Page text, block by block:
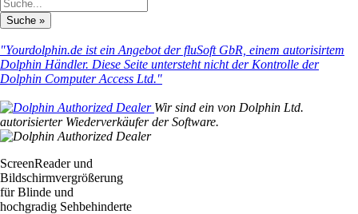
"Yourdolphin.de ist ein Angebot der fluSoft GbR, einem autorisirtem
Dolphin Händler. Diese Seite untersteht nicht der Kontrolle der
Dolphin Computer Access Ltd."
Wir sind ein von Dolphin Ltd.
autorisierter Wiederverkäufer der Software.
ScreenReader und
Bildschirmvergrößerung
für Blinde und
hochgradig Sehbehinderte